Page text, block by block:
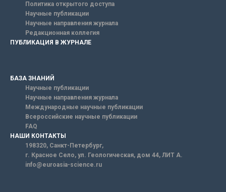
Политика открытого доступа
Научные публикации
Научные направления журнала
Редакционная коллегия
ПУБЛИКАЦИЯ В ЖУРНАЛЕ
БАЗА ЗНАНИЙ
Научные публикации
Научные направления журнала
Международные научные публикации
Всероссийские научные публикации
FAQ
НАШИ КОНТАКТЫ
198320, Санкт-Петербург,
г. Красное Село, ул. Геологическая, дом 44, ЛИТ А.
info@euroasia-science.ru